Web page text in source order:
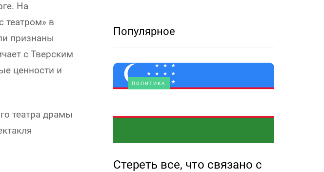
На
театром» в
признаны
с Тверским
ценности и
театра драмы
Популярное
ПОЛИТИКА
Стереть все, что связано с